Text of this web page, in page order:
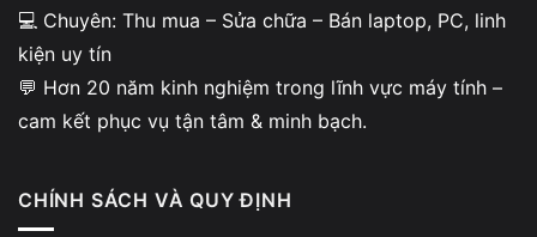
ràng, tem bảo hành đầy đủ. Khách được xem
trực tiếp linh kiện trước khi lắp để đảm bảo
tính minh bạch và phù hợp với thiết bị. Cửa
hàng không sử dụng linh kiện trôi nổi hoặc
💻 Chuyên: Thu mua – Sửa chữa – Bán laptop, PC, linh
kiện uy tín
💬 Hơn 20 năm kinh nghiệm trong lĩnh vực máy tính –
cam kết phục vụ tận tâm & minh bạch.
CHÍNH SÁCH VÀ QUY ĐỊNH